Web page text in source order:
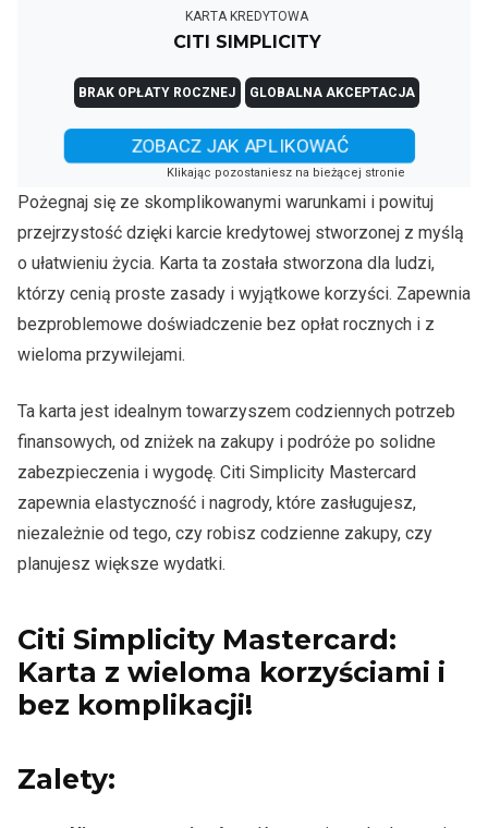
KARTA KREDYTOWA
CITI SIMPLICITY
BRAK OPŁATY ROCZNEJ GLOBALNA AKCEPTACJA
ZOBACZ JAK APLIKOWAĆ
Klikając pozostaniesz na bieżącej stronie
Pożegnaj się ze skomplikowanymi warunkami i powituj
przejrzystość dzięki karcie kredytowej stworzonej z myślą
o ułatwieniu życia. Karta ta została stworzona dla ludzi,
którzy cenią proste zasady i wyjątkowe korzyści. Zapewnia
bezproblemowe doświadczenie bez opłat rocznych i z
wieloma przywilejami.
Ta karta jest idealnym towarzyszem codziennych potrzeb
finansowych, od zniżek na zakupy i podróże po solidne
zabezpieczenia i wygodę. Citi Simplicity Mastercard
zapewnia elastyczność i nagrody, które zasługujesz,
niezależnie od tego, czy robisz codzienne zakupy, czy
planujesz większe wydatki.
Citi Simplicity Mastercard:
Karta z wieloma korzyściami i
bez komplikacji!
Zalety: